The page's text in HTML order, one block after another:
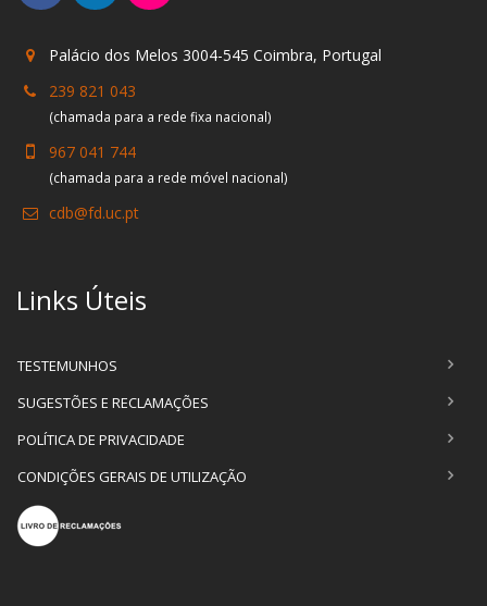
Palácio dos Melos 3004-545 Coimbra, Portugal
239 821 043
(chamada para a rede fixa nacional)
967 041 744
(chamada para a rede móvel nacional)
cdb@fd.uc.pt
Links Úteis
TESTEMUNHOS
SUGESTÕES E RECLAMAÇÕES
POLÍTICA DE PRIVACIDADE
CONDIÇÕES GERAIS DE UTILIZAÇÃO